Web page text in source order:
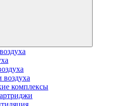
воздуха
комплексы